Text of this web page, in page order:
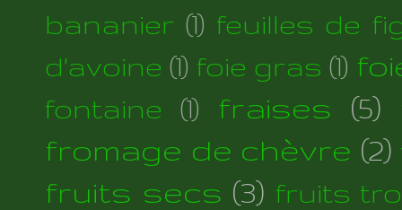
bananier (1) feuilles de
d'avoine (1) foie gras (1)
fontaine (1) fraises (5)
fromage de chèvre (2)
fruits secs (3) fruits